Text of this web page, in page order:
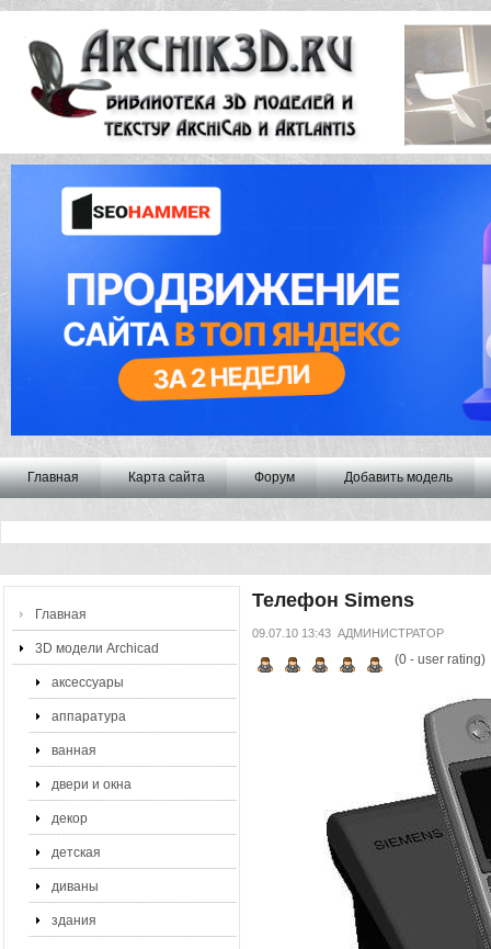
Главная Карта сайта Форум Добавить модель
Главная
3D модели Archicad
аксессуары
аппаратура
ванная
двери и окна
декор
детская
диваны
здания
Телефон Simens
09.07.10 13:43 АДМИНИСТРАТОР
(0- user rating)